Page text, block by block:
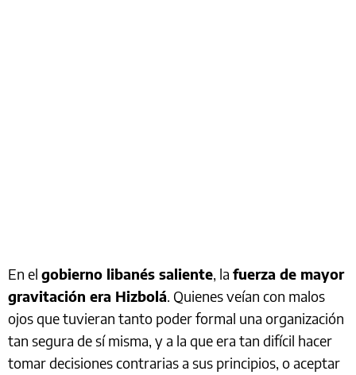
En el gobierno libanés saliente, la fuerza de mayor
gravitación era Hizbolá. Quienes veían con malos
ojos que tuvieran tanto poder formal una organización
tan segura de sí misma, y a la que era tan difícil hacer
tomar decisiones contrarias a sus principios, o aceptar